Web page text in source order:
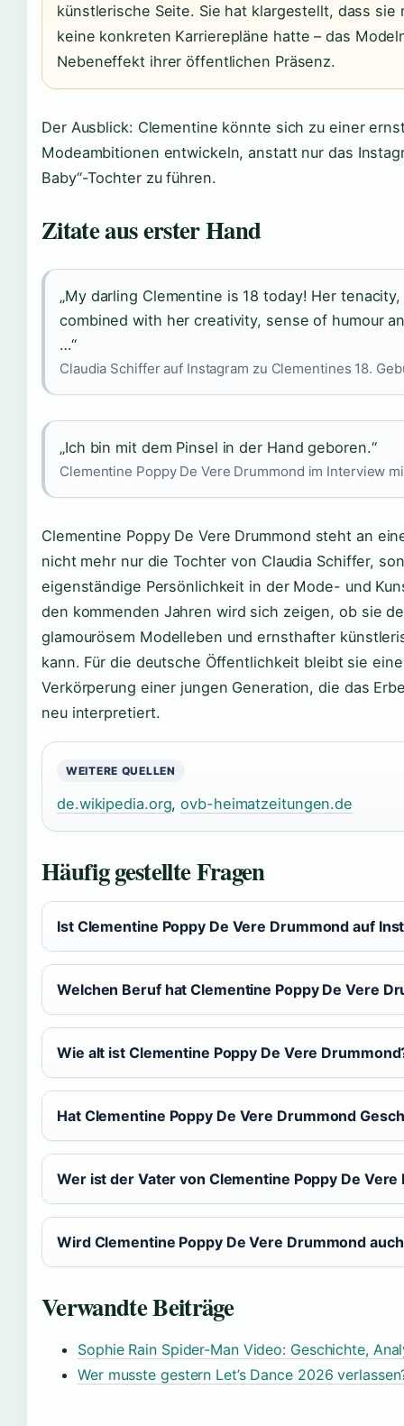
künstlerische Seite. Sie hat klargestellt, dass sie
keine konkreten Karrierepläne hatte – das
Nebeneffekt ihrer öffentlichen Präsenz.
Der Ausblick: Clementine könnte sich zu einer
Modeambitionen entwickeln, anstatt nur das
Baby“-Tochter zu führen.
Zitate aus erster Hand
„My darling Clementine is 18 today! Her
combined with her creativity, sense of humour
…“
Claudia Schiffer auf Instagram zu Clementines 18.
„Ich bin mit dem Pinsel in der Hand geboren.“
Clementine Poppy De Vere Drummond im Interview
Clementine Poppy De Vere Drummond steht an
nicht mehr nur die Tochter von Claudia Schiffer,
eigenständige Persönlichkeit in der Mode- und
den kommenden Jahren wird sich zeigen, ob sie
glamourösem Modelleben und ernsthafter
kann. Für die deutsche Öffentlichkeit bleibt sie
Verkörperung einer jungen Generation, die das
neu interpretiert.
WEITERE QUELLEN
de.wikipedia.org,ovb-heimatzeitungen.de
Häufig gestellte Fragen
Ist Clementine Poppy De Vere Drummond auf
Welchen Beruf hat Clementine Poppy De Vere
Wie alt ist Clementine Poppy De Vere
Hat Clementine Poppy De Vere Drummond
Wer ist der Vater von Clementine Poppy De Vere
Wird Clementine Poppy De Vere Drummond
Verwandte Beiträge
Sophie Rain Spider-Man Video: Geschichte,
Wer musste gestern Let’s Dance 2026